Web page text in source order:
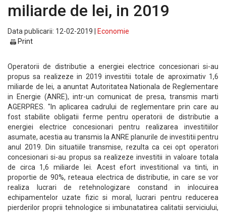
miliarde de lei, in 2019
Data publicarii: 12-02-2019 |
Economie
Print
Operatorii de distributie a energiei electrice concesionari si-au
propus sa realizeze in 2019 investitii totale de aproximativ 1,6
miliarde de lei, a anuntat Autoritatea Nationala de Reglementare
in Energie (ANRE), intr-un comunicat de presa, transmis marti
AGERPRES. "In aplicarea cadrului de reglementare prin care au
fost stabilite obligatii ferme pentru operatorii de distributie a
energiei electrice concesionari pentru realizarea investitiilor
asumate, acestia au transmis la ANRE planurile de investitii pentru
anul 2019. Din situatiile transmise, rezulta ca cei opt operatori
concesionari si-au propus sa realizeze investitii in valoare totala
de circa 1,6 miliarde lei. Acest efort investitional va tinti, in
proportie de 90%, reteaua electrica de distributie, in care se vor
realiza lucrari de retehnologizare constand in inlocuirea
echipamentelor uzate fizic si moral, lucrari pentru reducerea
pierderilor proprii tehnologice si imbunatatirea calitatii serviciului,